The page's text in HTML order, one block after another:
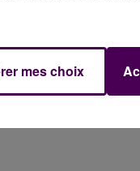
âgé de 69 ans, a
criminelle du
mes choix